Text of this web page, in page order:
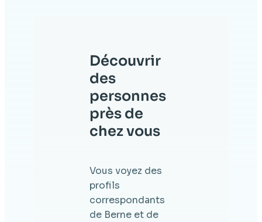
Découvrir
des
personnes
près de
chez vous
Vous voyez des
profils
correspondants
de Berne et de